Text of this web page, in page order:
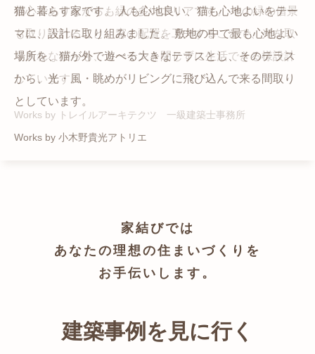
猫と暮らす家です。 人も心地良い、猫も心地よいをテー
マに、設計に取り組みました。 敷地の中で最も心地よい
場所を、猫が外で遊べる大きなテラスとし、そのテラス
から、光・風・眺めがリビングに飛び込んで来る間取り
としています。
Works by 小木野貴光アトリエ
都心でありながらも緑の多いエリアです。 その緑の借景
も取り入れること、窓の配置を工夫することで、光を取
り入れながらも、カーテンを閉じずに生活できる様設計
しています。
Works by トレイルアーキテクツ 一級建築士事務所
自然の中の岩山を切り開いて造った、ワイルドなゲスト
ハウスをイメージした空間が広がる都市型住宅です。
かつての機織り工場が、その趣を残しつつ孫世帯の住居
へと蘇りました。
家結びでは
あなたの理想の住まいづくりを
お手伝いします。
建築事例を見に行く